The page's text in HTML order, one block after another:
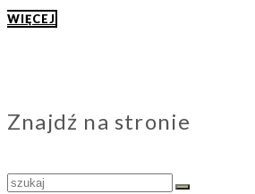
WIĘCEJ
Znajdź na stronie
Search